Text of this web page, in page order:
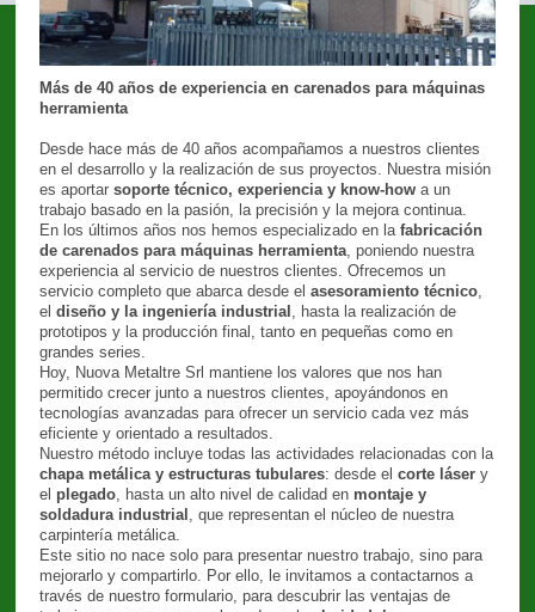
Más de 40 años de experiencia en carenados para máquinas
herramienta
Desde hace más de 40 años acompañamos a nuestros clientes
en el desarrollo y la realización de sus proyectos. Nuestra misión
es aportarsoporte técnico, experiencia y know-how a un
trabajo basado en la pasión, la precisión y la mejora continua.
En los últimos años nos hemos especializado en lafabricación
de carenados para máquinas herramienta , poniendo nuestra
experiencia al servicio de nuestros clientes. Ofrecemos un
servicio completo que abarca desde elasesoramiento técnico
eldiseño y la ingeniería industrial , hasta la realización de
prototipos y la producción final, tanto en pequeñas como en
grandes series.
Hoy, Nuova Metaltre Srl mantiene los valores que nos han
permitido crecer junto a nuestros clientes, apoyándonos en
tecnologías avanzadas para ofrecer un servicio cada vez más
eficiente y orientado a resultados.
Nuestro método incluye todas las actividades relacionadas con la
chapa metálica y estructuras tubulares: desde elcorte láser y
el plegado , hasta un alto nivel de calidad en montaje y
soldadura industrial , que representan el núcleo de nuestra
carpintería metálica.
Este sitio no nace solo para presentar nuestro trabajo, sino para
mejorarlo y compartirlo. Por ello, le invitamos a contactarnos a
través de nuestro formulario, para descubrir las ventajas de